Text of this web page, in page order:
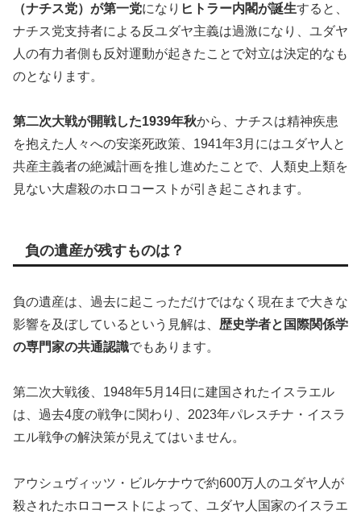
（ナチス党）が第一党になり ヒトラー内閣が誕生すると、
ナチス党支持者による反ユダヤ主義は過激になり、ユダヤ
人の有力者側も反対運動が起きたことで対立は決定的なも
のとなります。
第二次大戦が開戦した1939年秋から、ナチスは精神疾患
を抱えた人々への安楽死政策、1941年3月にはユダヤ人と
共産主義者の絶滅計画を推し進めたことで、人類史上類を
見ない大虐殺のホロコーストが引き起こされます。
負の遺産が残すものは？
負の遺産は、過去に起こっただけではなく現在まで大きな
影響を及ぼしているという見解は、 歴史学者と国際関係学
の専門家の共通認識でもあります。
第二次大戦後、1948年5月14日に建国されたイスラエル
は、過去4度の戦争に関わり、2023年パレスチナ・イスラ
エル戦争の解決策が見えてはいません。
アウシュヴィッツ・ビルケナウで約600万人のユダヤ人が
殺されたホロコーストによって、ユダヤ人国家のイスラエ